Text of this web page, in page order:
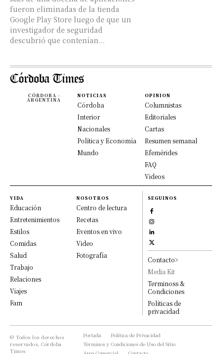
fueron eliminadas de la tienda
Google Play Store luego de que un
investigador de seguridad
descubrió que contenían...
CÓRDOBA -
ARGENTINA
NOTICIAS
Córdoba
Interior
Nacionales
Política y Economía
Mundo
OPINION
Columnistas
Editoriales
Cartas
Resumen semanal
Efemérides
FAQ
Videos
VIDA
Educación
Entretenimientos
Estilos
Comidas
Salud
Trabajo
Relaciones
Viajes
Fam
NOSOTROS
Centro de lectura
Recetas
Eventos en vivo
Video
Fotografía
SEGUINOS
Contacto>
Media Kit
Terminoss &
Condiciones
Políticas de
privacidad
© Todos los derechos
reservados, Córdoba
Times
Portada
Política de Privacidad
Términos y Condiciones de Uso del Sitio